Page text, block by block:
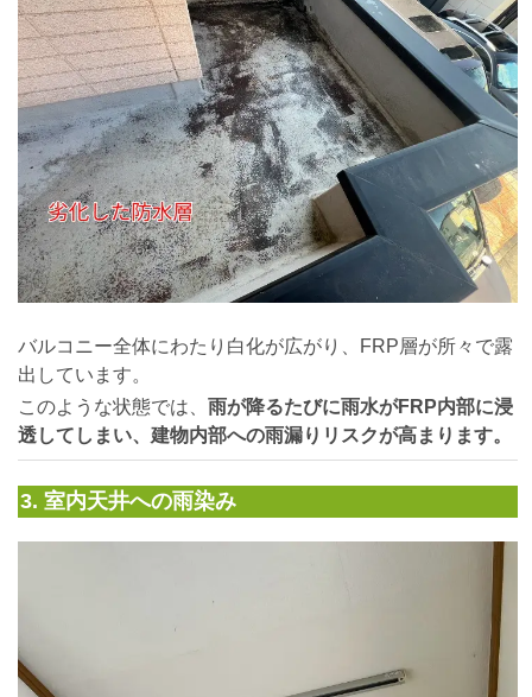
バルコニー全体にわたり白化が広がり、FRP層が所々で露
出しています。
このような状態では、 雨が降るたびに雨水がFRP内部に浸
透してしまい、建物内部への雨漏りリスクが高まります。
3. 室内天井への雨染み